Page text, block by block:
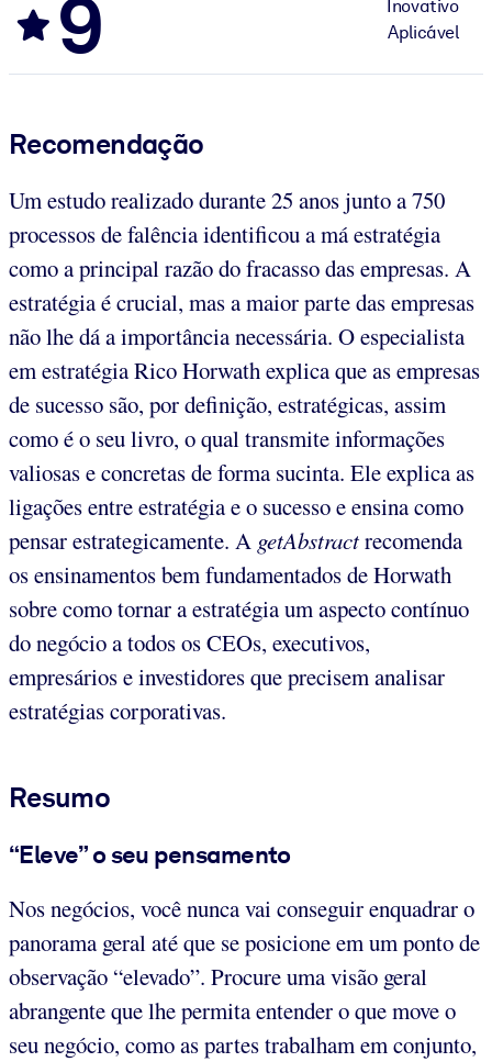
9
Inovativo
Aplicável
Recomendação
Um estudo realizado durante 25 anos junto a 750
processos de falência identificou a má estratégia
como a principal razão do fracasso das empresas. A
estratégia é crucial, mas a maior parte das empresas
não lhe dá a importância necessária. O especialista
em estratégia Rico Horwath explica que as empresas
de sucesso são, por definição, estratégicas, assim
como é o seu livro, o qual transmite informações
valiosas e concretas de forma sucinta. Ele explica as
ligações entre estratégia e o sucesso e ensina como
pensar estrategicamente. A getAbstractrecomenda
os ensinamentos bem fundamentados de Horwath
sobre como tornar a estratégia um aspecto contínuo
do negócio a todos os CEOs, executivos,
empresários e investidores que precisem analisar
estratégias corporativas.
Resumo
“Eleve” o seu pensamento
Nos negócios, você nunca vai conseguir enquadrar o
panorama geral até que se posicione em um ponto de
observação “elevado”. Procure uma visão geral
abrangente que lhe permita entender o que move o
seu negócio, como as partes trabalham em conjunto,